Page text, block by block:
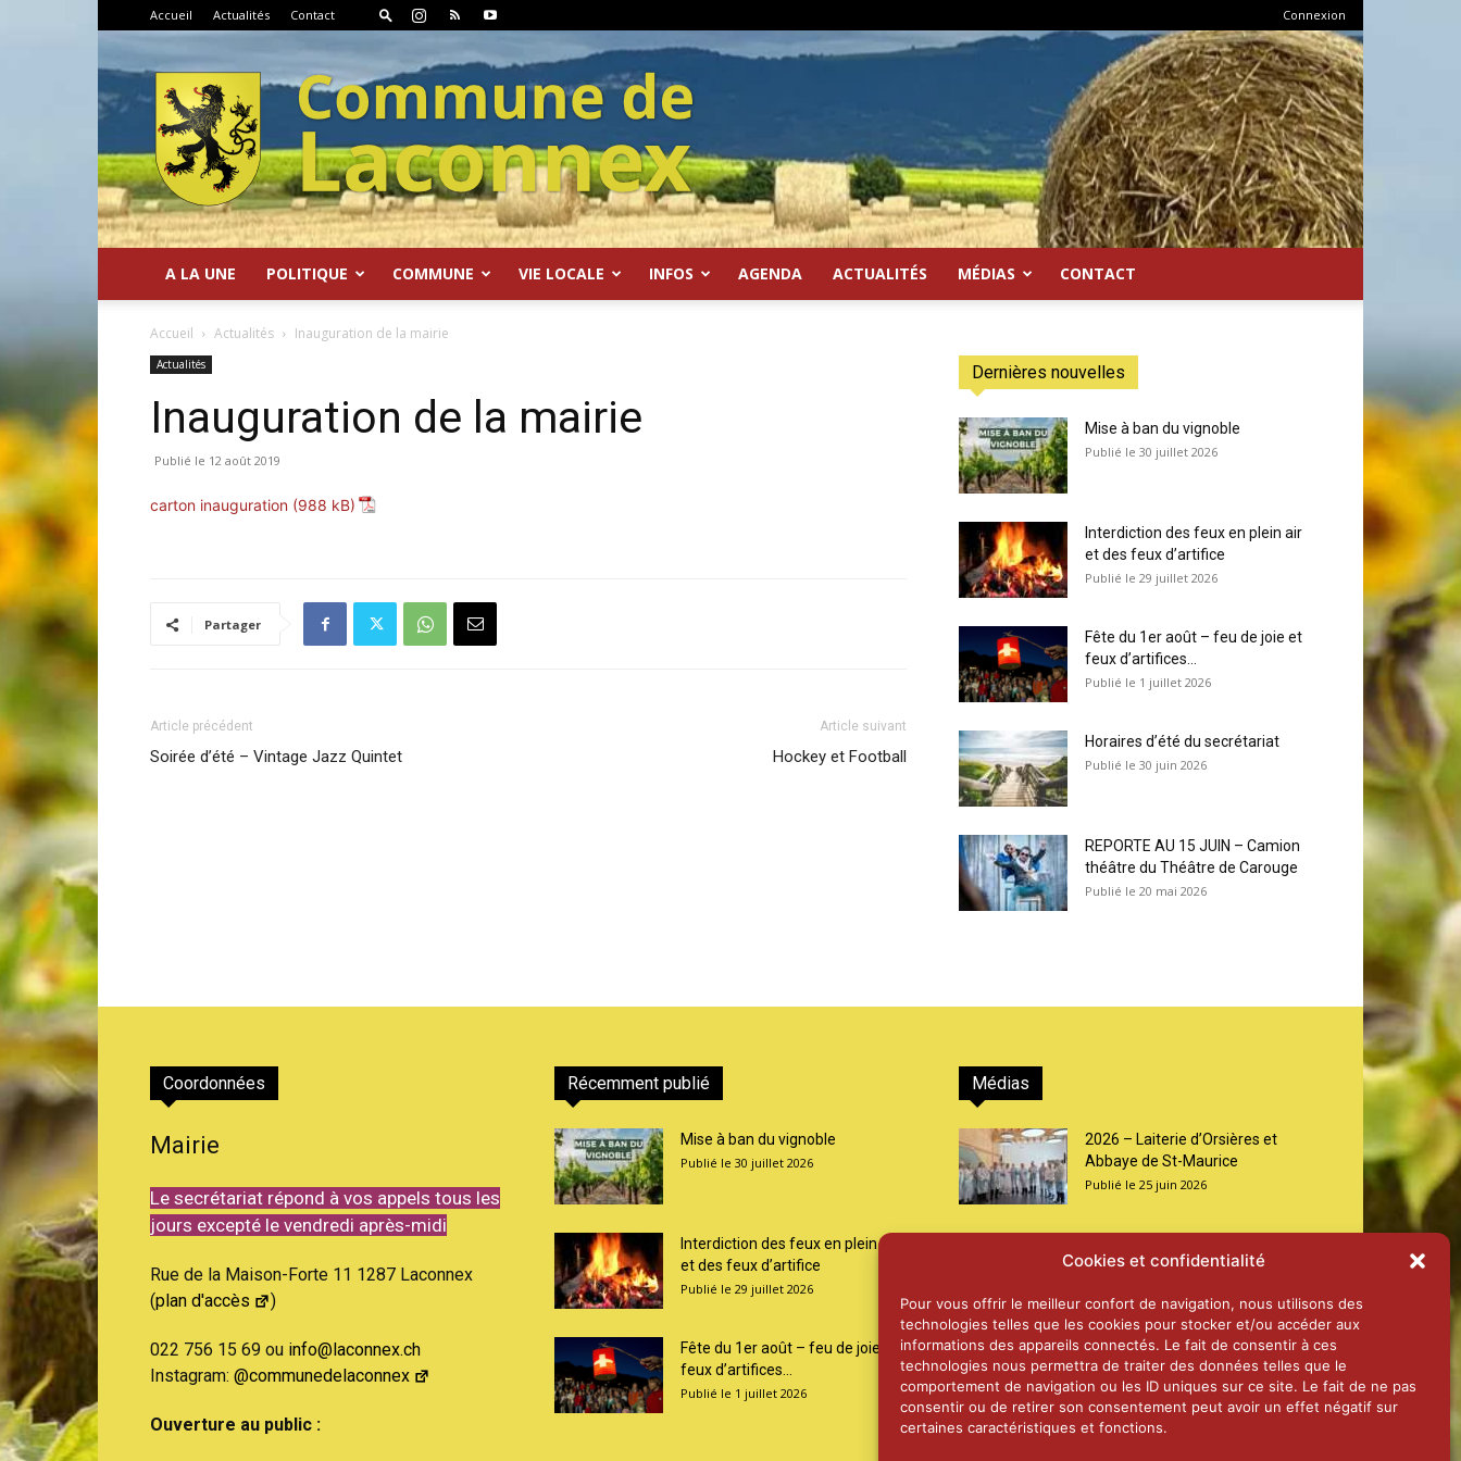
Cookies et confidentialité
Pour vous offrir le meilleur confort de navigation, nous utilisons des
technologies telles que les cookies pour stocker et/ou accéder aux
informations des appareils connectés. Le fait de consentir à ces
technologies nous permettra de traiter des données telles que le
comportement de navigation ou les ID uniques sur ce site. Le fait de ne pas
consentir ou de retirer son consentement peut avoir un effet négatif sur
certaines caractéristiques et fonctions.
Connexion
Accueil Actualités Contact
Canton
A LA UNE POLITIQUE COMMUNE VIE LOCALE INFOS AGENDA ACTUALITÉS MÉDIAS CONTACT
Accueil Actualités Inauguration de la mairie
Actualités
Inauguration de la mairie
12 août 2019
carton inauguration
Partager
Article précédent
Soirée d’été – Vintage Jazz Quintet
Article suivant
Hockey et Football
Dernières nouvelles
Mise à ban du vignoble
30 juillet 2026
Interdiction des feux en plein air
et des feux d’artifice
29 juillet 2026
Fête du 1er août – feu de joie et
feux d’artifices...
1 juillet 2026
Horaires d’été du secrétariat
30 juin 2026
REPORTE AU 15 JUIN – Camion
théâtre du Théâtre de Carouge
20 mai 2026
Coordonnées
Mairie
Le secrétariat répond à vos appels tous les
jours excepté le vendredi après-midi
Rue de la Maison-Forte 11 1287 Laconnex
(plan d'accès )
022 756 15 69 ou info@laconnex.ch
Instagram: @communedelaconnex
Ouverture au public :
Récemment publié
Mise à ban du vignoble
30 juillet 2026
Interdiction des feux en plein air
et des feux d’artifice
29 juillet 2026
Fête du 1er août – feu de joie et
feux d’artifices...
1 juillet 2026
Médias
2026 – Laiterie d’Orsières et
Abbaye de St-Maurice
25 juin 2026
25 juin 2026
Aînés – Noël 2024
14 janvier 2025